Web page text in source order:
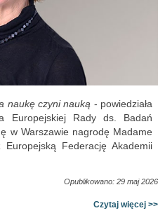
naukę czyni nauką - powiedziała
Europejskiej Rady ds. Badań
w Warszawie nagrodę Madame
Federację Akademii
Opublikowano: 29 maj 2026
Czytaj więcej >>